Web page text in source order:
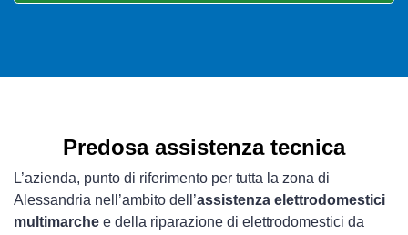
Predosa assistenza tecnica
L’azienda, punto di riferimento per tutta la zona di
Alessandria nell’ambito dell’assistenza elettrodomestici
multimarche e della riparazione di elettrodomestici da